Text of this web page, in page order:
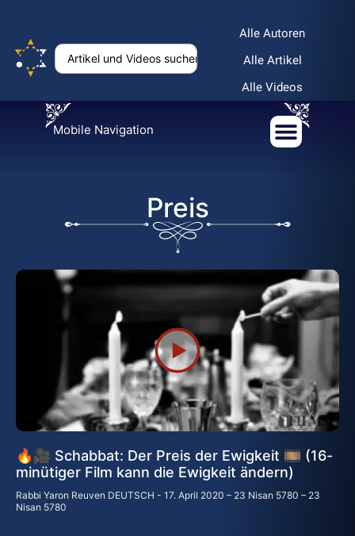
Alle Autoren
Alle Artikel
Alle Videos
Mobile Navigation
Preis
🔥🎥 Schabbat: Der Preis der Ewigkeit 🎞 (16-
minütiger Film kann die Ewigkeit ändern)
Rabbi Yaron Reuven DEUTSCH
17. April 2020 – 23 Nisan 5780 – 23
Nisan 5780